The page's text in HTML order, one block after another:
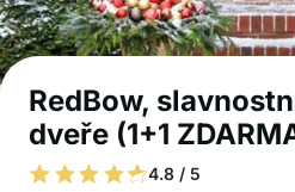
RedBow,
dveře (1+1
4.8 / 5